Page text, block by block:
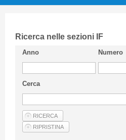
CIFI in breve
Linee Guida
Privacy Policy
Articoli
Ricerca nelle sezioni IF
Anno Numero
Cerca